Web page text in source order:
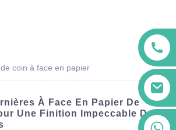
coin à face en papier
À Face En Papier De
Une Finition Impeccable Des